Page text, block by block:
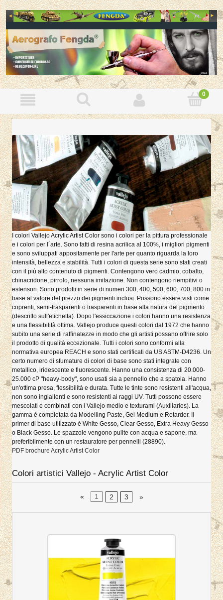
I colori Vallejo Acrylic Artist Color sono i colori per la pittura professionale
e i colori per l´arte. Sono fatti di resina acrilica al 100%, i migliori pigmenti
e sono sviluppati appositamente per l'arte per quanto riguarda la loro
intensità, bellezza e stabilità. Tutti i colori di questa serie sono stati creati
con il più alto contenuto di pigmenti. Contengono vero cadmio, cobalto,
chinacridone, pirrolo, nessuna imitazione. Non contengono riempitivi o
estensori. Sono prodotti in serie di numeri 300, 400, 500, 600, 700, 800 in
base al valore del prezzo dei pigmenti inclusi. Possono essere visti come
coprenti, semi-trasparenti o trasparenti in base alla natura del pigmento
(descritto sull'etichetta). Dopo l'essiccazione i colori hanno una resistenza
e una flessibilità ottima. Vallejo produce questi colori dal 1972 che hanno
subito una serie di raffinatezze in modo che gli artisti possano offrire solo
il prodotto di qualità eccezionale. Tutti i colori sono conformi alla
normativa europea REACH e sono stati certificati da US ASTM-D4236. Un
certo numero di sfumature di colori di base sono stati integrate con
metallico, iridescente e fluorescente. Hanno una consistenza di 20.000-
25.000 cP "heavy-body", sono usati sia a pennello che a spatola. Hanno
un'ottima presa, flessibilità e durata. Tutte le tinte sono resistenti all'acqua,
non sono ingiallenti e sono resistenti ai raggi UV. Tutti possono essere
mescolati e combinati con i Vallejo medio e texturami (Auxiliaries). La
gamma è completata da Modelling Paste, Gel Medium e Retarder. Il
primer di base utilizzato è White Gesso, Clear Gesso, Extra Heavy Gesso
o Black Gesso. Le spazzole vengono pulite con acqua e sapone, ma
preferibilmente con un restauratore per pennelli (28890).
PDF brochure Acrylic Artist Color
Colori artistici Vallejo - Acrylic Artist Color
« 1 2 3 »